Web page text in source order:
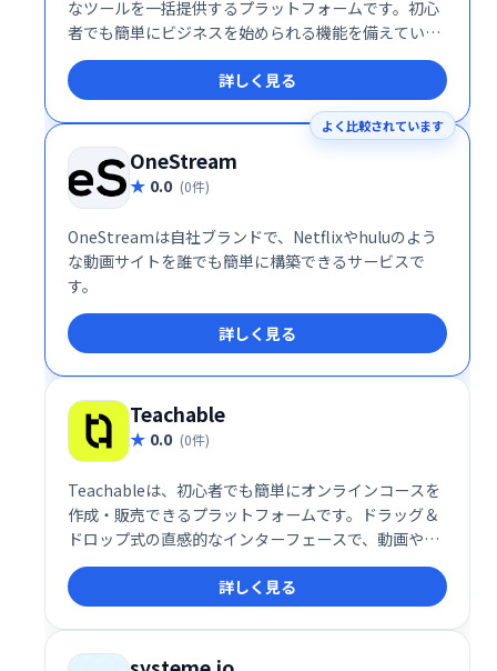
なツールを一括提供するプラットフォームです。初心
者でも簡単にビジネスを始められる機能を備えていま
す。
詳しく見る
よく比較されています
OneStream
0.0 (0件)
OneStreamは自社ブランドで、Netflixやhuluのよう
な動画サイトを誰でも簡単に構築できるサービスで
す。
詳しく見る
Teachable
0.0 (0件)
Teachableは、初心者でも簡単にオンラインコースを
作成・販売できるプラットフォームです。ドラッグ＆
ドロップ式の直感的なインターフェースで、動画やク
イズなどを自由に組み込み、プロフェッショナルなコ
ースを制作できます。高い自由度と柔軟性を備え、幅
広い学習ニーズに対応します。多くの利用者に支持さ
れ、オンライン教育ビジネスを始める最適な選択肢で
す。
詳しく見る